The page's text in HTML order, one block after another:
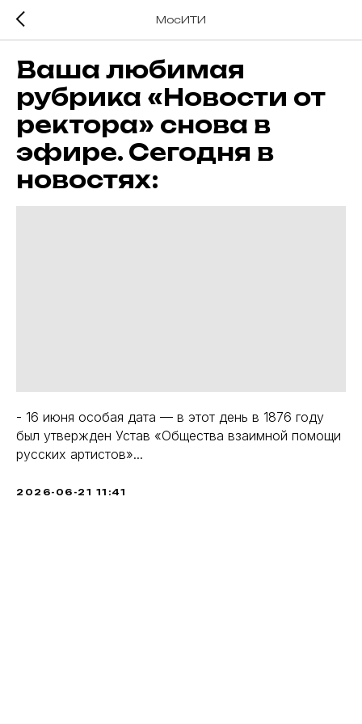
МосИТИ
Ваша любимая
рубрика «Новости от
ректора» снова в
эфире. Сегодня в
новостях:
- 16 июня особая дата — в этот день в 1876 году
был утвержден Устав «Общества взаимной помощи
русских артистов»...
2026-06-21 11:41